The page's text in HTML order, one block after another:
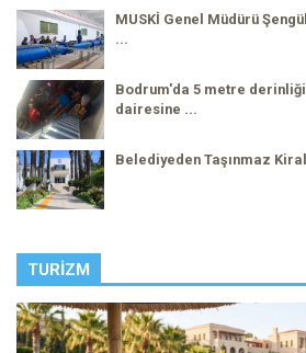
MUSKİ Genel Müdürü
...
Bodrum'da 5 metre
dairesine ...
Belediyeden Taşınmaz
TURIZM